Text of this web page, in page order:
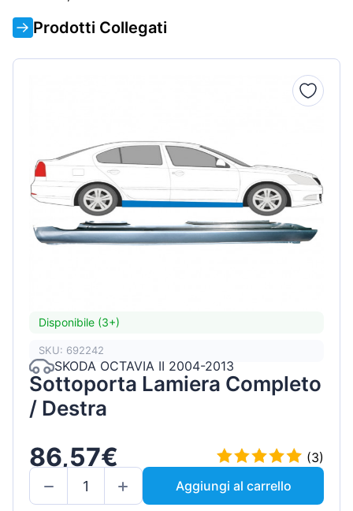
Prodotti Collegati
Disponibile (3+)
SKU: 692242
SKODA OCTAVIA II 2004-2013
Sottoporta Lamiera Completo
/ Destra
86,57€
(3)
Aggiungi al carrello